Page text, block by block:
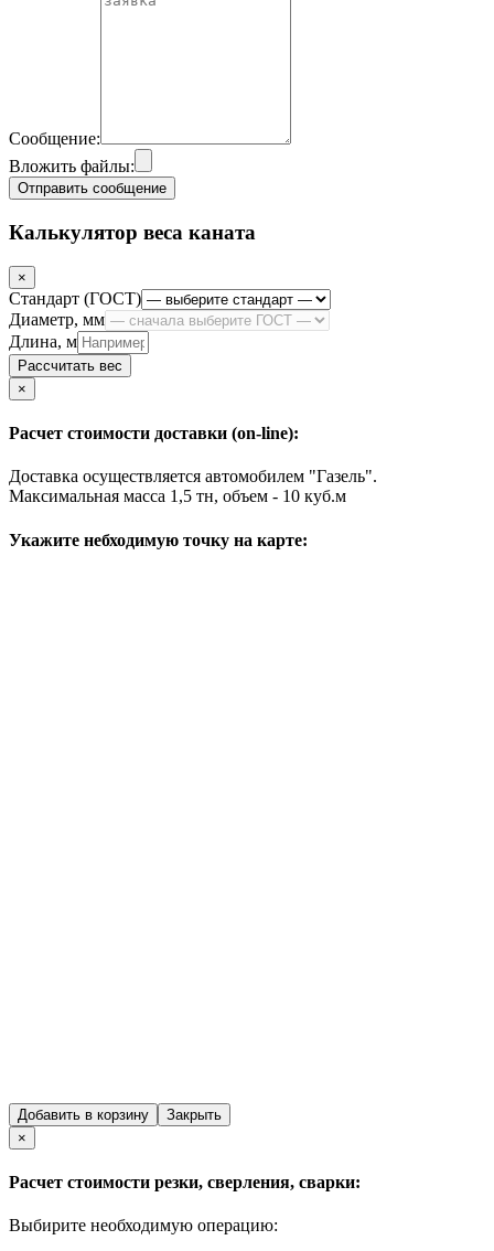
Сообщение:
Вложить файлы:
Отправить сообщение
Калькулятор веса каната
×
Стандарт (ГОСТ)
Диаметр, мм
Длина, м
Рассчитать вес
×
Расчет стоимости доставки (on-line):
Доставка осуществляется автомобилем "Газель".
Максимальная масса 1,5 тн, объем - 10 куб.м
Укажите небходимую точку на карте:
Добавить в корзину
Закрыть
×
Расчет стоимости резки, сверления, сварки:
Выбирите необходимую операцию: